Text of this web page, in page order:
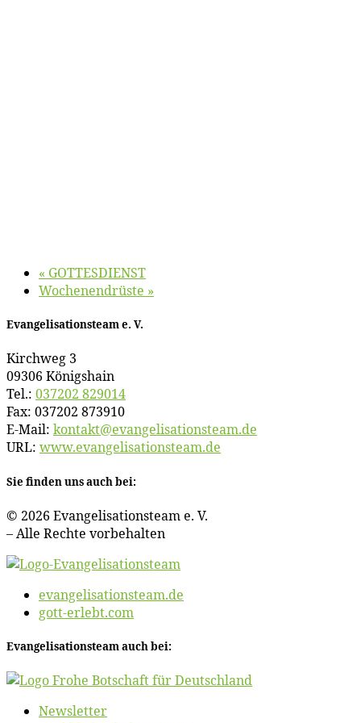
« GOTTESDIENST
Wo­chen­en­drüs­te »
Evan­ge­li­sa­ti­ons­team e. V.
Kirch­weg 3
09306 Königshain
Tel.: 037202 829014
Fax: 037202 873910
E‑Mail: kontakt@​evangelisationsteam.​de
URL: www​.evan​ge​li​sa​ti​ons​team​.de
Sie fin­den uns auch bei:
© 2026 Evan­ge­li­sa­ti­ons­team e. V.
– Al­le Rech­te vorbehalten
evangelisationsteam.de
gott-erlebt.com
Evan­ge­li­sa­ti­ons­team auch bei:
News­let­ter